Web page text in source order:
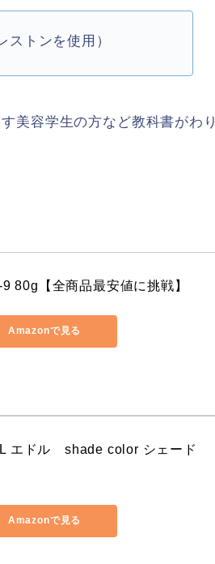
トンを使用）
美容学生の方など教科書がわり
80g【全商品最安値に挑戦】
Amazonで見る
エドル　shade color シェード
Amazonで見る